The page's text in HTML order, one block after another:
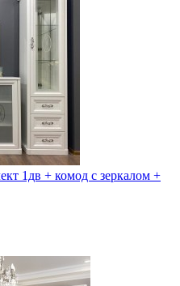
1дв + комод с зеркалом +